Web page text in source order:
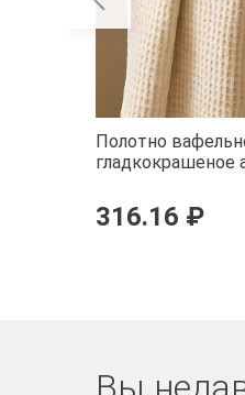
Полотно
гладкокрашеное
316.16 ₽